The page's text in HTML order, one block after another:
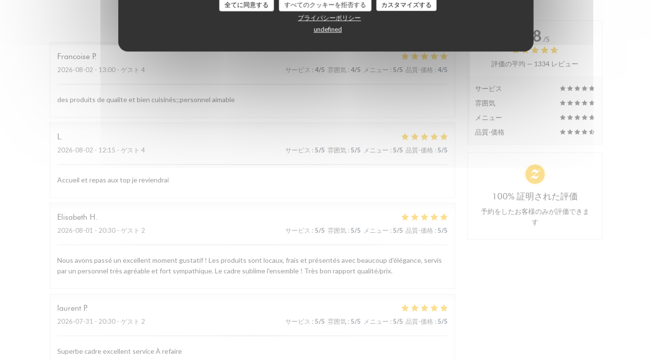
全てに同意する すべてのクッキーを拒否する
カスタマイズする
プライバシーポリシー
undefined
顧客の評価
Francoise P
2026-08-02 - 13:00 - ゲスト 4 サービス : 4/5 雰囲気 : 4/5 メニュー : 5/5 品質-価格 : 4/5
des produits de qualite et bien cuisinés;;personnel aimable
L
2026-08-02 - 12:15 - ゲスト 4 サービス : 5/5 雰囲気 : 5/5 メニュー : 5/5 品質-価格 : 5/5
Accueil et repas aux top je reviendrai
Elisabeth H
2026-08-01 - 20:30 - ゲスト 2 サービス : 5/5 雰囲気 : 5/5 メニュー : 5/5 品質-価格 : 5/5
Nous avons passé un excellent moment gustatif ! Les produits sont locaux, frais et présentés avec beaucoup d'élégance, servis
par un personnel très agréable et fort sympathique. Le cadre sublime l'ensemble ! Très bon rapport qualité/prix.
laurent P
2026-07-31 - 20:30 - ゲスト 2 サービス : 5/5 雰囲気 : 5/5 メニュー : 5/5 品質-価格 : 5/5
Superbe cadre excellent service À refaire
4.8 /5
評価の平均 — 1334 レビュー
サービス
雰囲気
メニュー
品質-価格
100% 証明された評価
予約をしたお客様のみが評価できま
す